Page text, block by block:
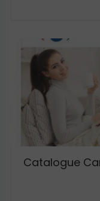
Catalogue